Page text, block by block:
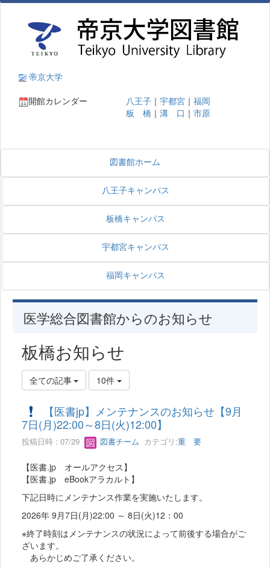
帝京大学
開館カレンダー
八王子 ｜ 宇都宮 ｜ 福岡
板 橋 ｜ 溝 口 ｜ 市原
図書館ホーム
八王子キャンパス
板橋キャンパス
宇都宮キャンパス
福岡キャンパス
医学総合図書館からのお知らせ
板橋お知らせ
全ての記事 10件
【医書jp】メンテナンスのお知らせ【9月
7日(月)22:00～8日(火)12:00】
投稿日時 : 07/29 図書チーム カテゴリ:重 要
【医書.jp オールアクセス】
【医書.jp eBookアラカルト】
下記日時にメンテナンス作業を実施いたします。
2026年 9月7日(月)22:00 ～ 8日(火)12：00
※終了時刻はメンテナンスの状況によって前後する場合がご
ざいます。
あらかじめご了承ください。